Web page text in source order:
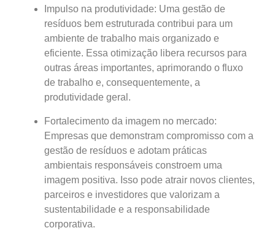
Impulso na produtividade: Uma gestão de
resíduos bem estruturada contribui para um
ambiente de trabalho mais organizado e
eficiente. Essa otimização libera recursos para
outras áreas importantes, aprimorando o fluxo
de trabalho e, consequentemente, a
produtividade geral.
Fortalecimento da imagem no mercado:
Empresas que demonstram compromisso com a
gestão de resíduos e adotam práticas
ambientais responsáveis constroem uma
imagem positiva. Isso pode atrair novos clientes,
parceiros e investidores que valorizam a
sustentabilidade e a responsabilidade
corporativa.